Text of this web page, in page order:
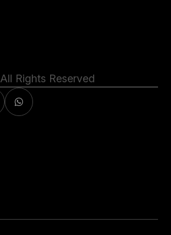
All Rights Reserved